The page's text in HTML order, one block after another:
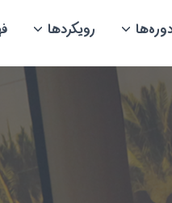
رویکردها